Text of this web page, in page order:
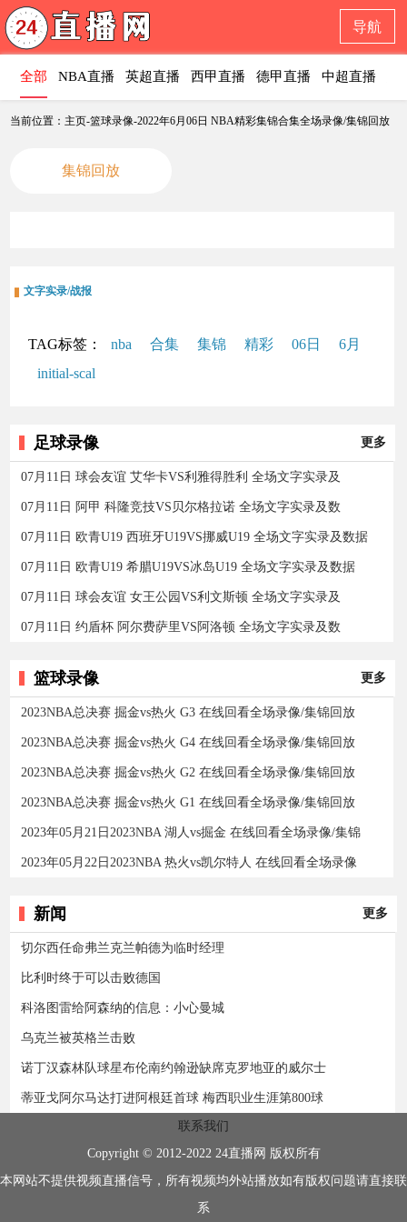
导航
全部 NBA直播 英超直播 西甲直播 德甲直播 中超直播
当前位置：主页-篮球录像-2022年6月06日 NBA精彩集锦合集全场录像/集锦回放
集锦回放
文字实录/战报
TAG标签： nba 合集 集锦 精彩 06日
6月
initial-scal
足球录像 更多
07月11日 球会友谊 艾华卡VS利雅得胜利 全场文字实录及
07月11日 阿甲 科隆竞技VS贝尔格拉诺 全场文字实录及数
07月11日 欧青U19 西班牙U19VS挪威U19 全场文字实录及数据
07月11日 欧青U19 希腊U19VS冰岛U19 全场文字实录及数据
07月11日 球会友谊 女王公园VS利文斯顿 全场文字实录及
07月11日 约盾杯 阿尔费萨里VS阿洛顿 全场文字实录及数
篮球录像 更多
2023NBA总决赛 掘金vs热火 G3 在线回看全场录像/集锦回放
2023NBA总决赛 掘金vs热火 G4 在线回看全场录像/集锦回放
2023NBA总决赛 掘金vs热火 G2 在线回看全场录像/集锦回放
2023NBA总决赛 掘金vs热火 G1 在线回看全场录像/集锦回放
2023年05月21日2023NBA 湖人vs掘金 在线回看全场录像/集锦
2023年05月22日2023NBA 热火vs凯尔特人 在线回看全场录像
新闻 更多
切尔西任命弗兰克兰帕德为临时经理
比利时终于可以击败德国
科洛图雷给阿森纳的信息：小心曼城
乌克兰被英格兰击败
诺丁汉森林队球星布伦南约翰逊缺席克罗地亚的威尔士
蒂亚戈阿尔马达打进阿根廷首球 梅西职业生涯第800球
联系我们
Copyright © 2012-2022 24直播网 版权所有
本网站不提供视频直播信号，所有视频均外站播放如有版权问题请直接联
系